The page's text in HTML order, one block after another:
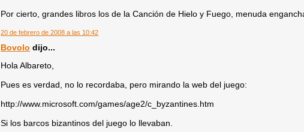
Por cierto, grandes libros los de la Canción de Hielo y Fuego, menuda
20 de febrero de 2008 a las 10:42
Bovolo dijo...
Hola Albareto,
Pues es verdad, no lo recordaba, pero mirando la web del juego:
http://www.microsoft.com/games/age2/c_byzantines.htm
Si los barcos bizantinos del juego lo llevaban.